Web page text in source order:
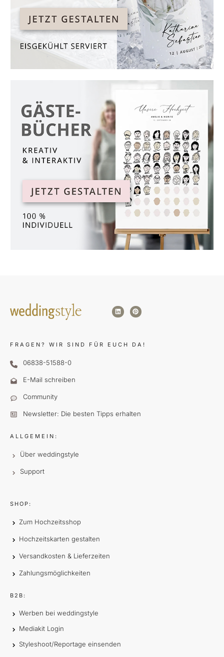
FRAGEN? WIR SIND FÜR EUCH DA!
06838-51588-0
E-Mail schreiben
Community
Newsletter: Die besten Tipps erhalten
ALLGEMEIN:
Über weddingstyle
Support
SHOP:
Zum Hochzeitsshop
Hochzeitskarten gestalten
Versandkosten & Lieferzeiten
Zahlungsmöglichkeiten
B2B:
Werben bei weddingstyle
Mediakit Login
Styleshoot/Reportage einsenden